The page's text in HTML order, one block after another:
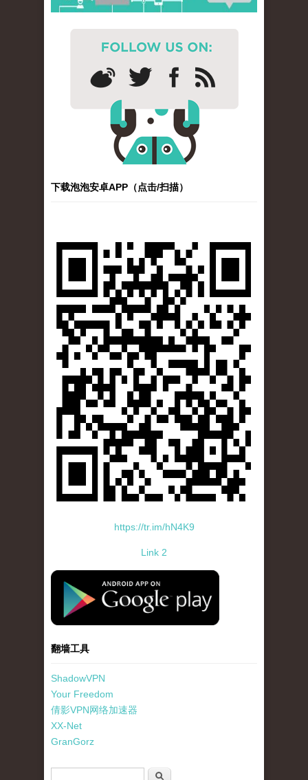
下载泡泡安卓APP（点击/扫描）
https://tr.im/hN4K9
Link 2
standard-icon-googleplay-app-store.png
翻墙工具
ShadowVPN
Your Freedom
倩影VPN网络加速器
XX-Net
GranGorz
搜索